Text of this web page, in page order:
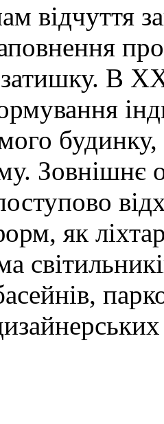
відчуття
В
будинку,
Зовнішнє
як